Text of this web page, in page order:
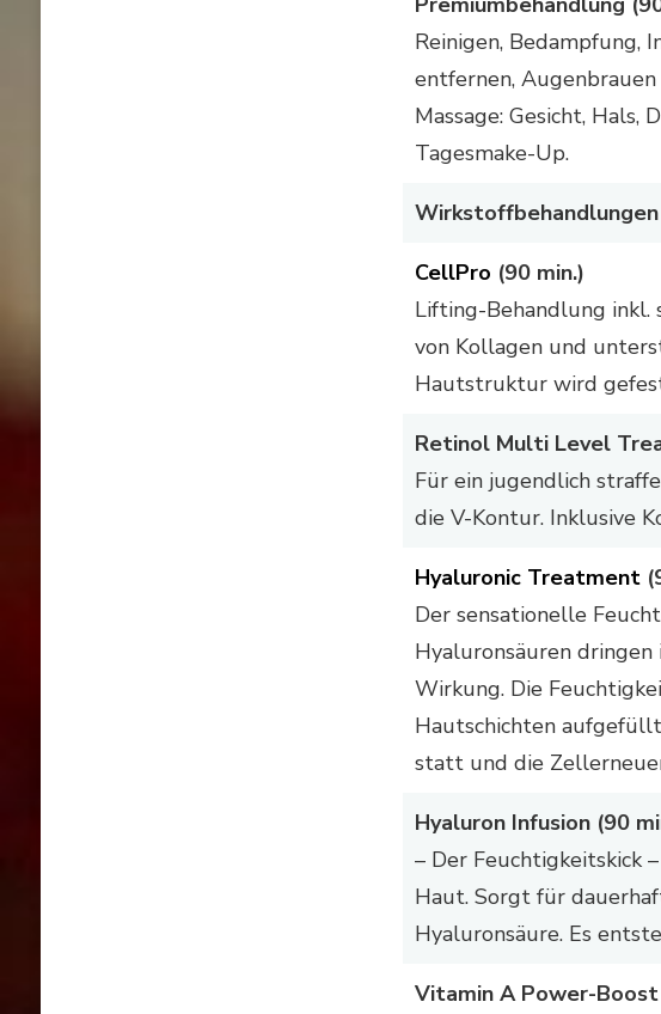
Reinigen, Bedampfung,
entfernen,
Massage: Gesicht, Hals,
Tagesmake-Up.
Wirkstoffbehandlungen
CellPro (90 min.)
Lifting-Behandlung inkl.
von Kollagen und
Hautstruktur wird
Retinol Multi Level
Für ein jugendlich
die V-Kontur. Inklusive
Hyaluronic Treatment
Der sensationelle
Hyaluronsäuren
Wirkung. Die
Hautschichten
statt und die
Hyaluron Infusion (90
– Der Feuchtigkeitskick
Haut. Sorgt für
Hyaluronsäure. Es
Vitamin A Power-